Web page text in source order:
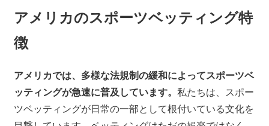
アメリカのスポーツベッティング特
徴
アメリカでは、多様な法規制の緩和によってスポーツベ
ッティングが急速に普及しています。 私たちは、スポー
ツベッティングが日常の一部として根付いている文化を